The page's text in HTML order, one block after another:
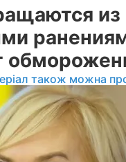
из
також можна